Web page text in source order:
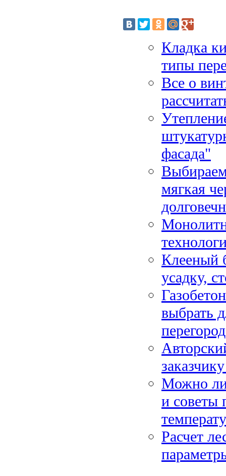
Кладка
типы
Все о
фасада"
мягкая
Клееный
усадку,
выбрать
Можно ли
и советы
Расчет